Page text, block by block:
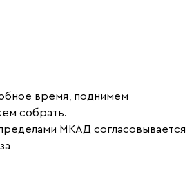
время, поднимем
собрать.
МКАД согласовывается